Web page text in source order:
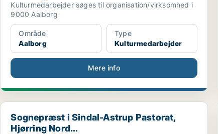
Kulturmedarbejder søges til organisation/virksomhed i
9000 Aalborg
Område
Aalborg
Type
Kulturmedarbejder
Mere info
Sognepræst i Sindal-Astrup Pastorat, Hjørring Nord...
Sognepræst i Sindal-Astrup Pastorat,
Hjørring Nord...